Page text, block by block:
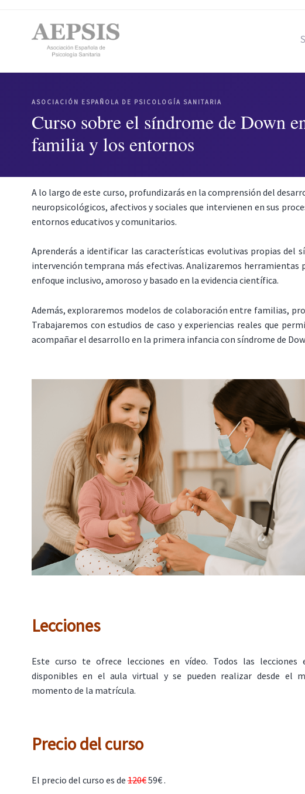
ASOCIACIÓN ESPAÑOLA DE PSICOLOGÍA SANITARIA
Curso sobre el síndrome de Down
familia y los entornos
A lo largo de este curso, profundizarás en la comprensión del
neuropsicológicos, afectivos y sociales que intervienen en sus
entornos educativos y comunitarios.
Aprenderás a identificar las características evolutivas propias del
intervención temprana más efectivas. Analizaremos
enfoque inclusivo, amoroso y basado en la evidencia científica.
Además, exploraremos modelos de colaboración entre familias,
Trabajaremos con estudios de caso y experiencias reales que
acompañar el desarrollo en la primera infancia con síndrome de
Lecciones
Este curso te ofrece lecciones en vídeo. Todos las lecciones
disponibles en el aula virtual y se pueden realizar desde el
momento de la matrícula.
Precio del curso
El precio del curso es de120€59€ .